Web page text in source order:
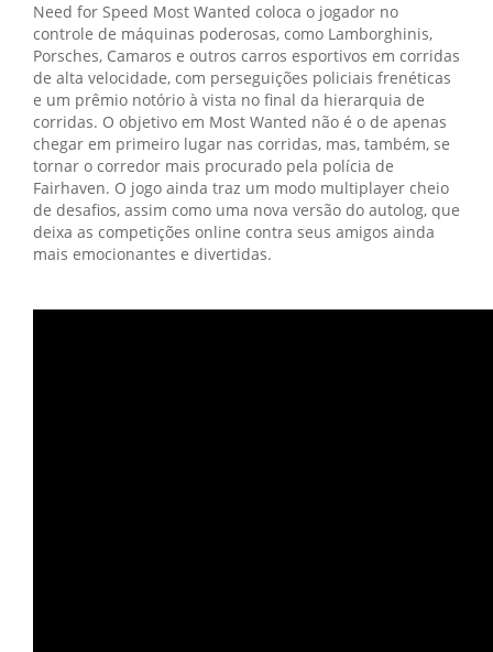
Need for Speed Most Wanted coloca o jogador no
controle de máquinas poderosas, como Lamborghinis,
Porsches, Camaros e outros carros esportivos em corridas
de alta velocidade, com perseguições policiais frenéticas
e um prêmio notório à vista no final da hierarquia de
corridas. O objetivo em Most Wanted não é o de apenas
chegar em primeiro lugar nas corridas, mas, também, se
tornar o corredor mais procurado pela polícia de
Fairhaven. O jogo ainda traz um modo multiplayer cheio
de desafios, assim como uma nova versão do autolog, que
deixa as competições online contra seus amigos ainda
mais emocionantes e divertidas.